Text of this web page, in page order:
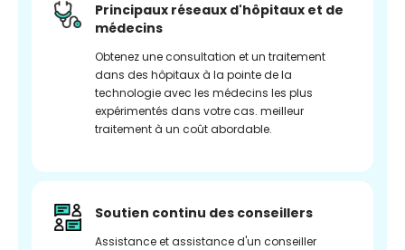
Principaux réseaux d'hôpitaux et de
médecins
Obtenez une consultation et un traitement
dans des hôpitaux à la pointe de la
technologie avec les médecins les plus
expérimentés dans votre cas. meilleur
traitement à un coût abordable.
Soutien continu des conseillers
Assistance et assistance d'un conseiller